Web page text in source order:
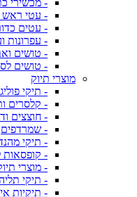
- מכשירי
- עטי ראש
- עטים
- עפרונות
- טושים
- טושים
מוצרי תיוק
- תיקי
- קלסרים
- חוצצים
- שמרדפים
- תיקי
- קופסאות
- מוצרי
- תיקי
- תיקיות